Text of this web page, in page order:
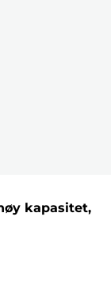
kapasitet,